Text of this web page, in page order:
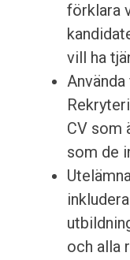
förklara
vill ha
CV som
som de
och alla